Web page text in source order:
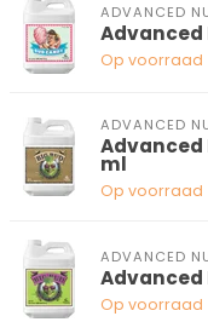
ADVANCED
Advanced
Op voorraad
ADVANCED
Advanced
ml
Op voorraad
ADVANCED
Advanced
Op voorraad